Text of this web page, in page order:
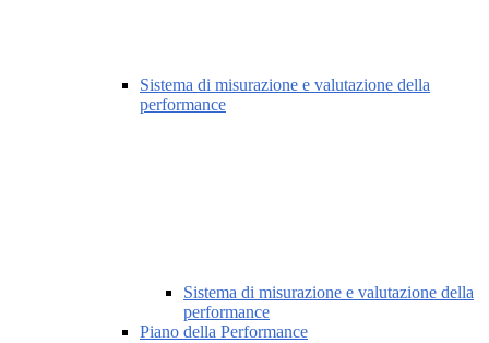
Sistema di misurazione e valutazione della
performance
Sistema di misurazione e valutazione della
performance
Piano della Performance